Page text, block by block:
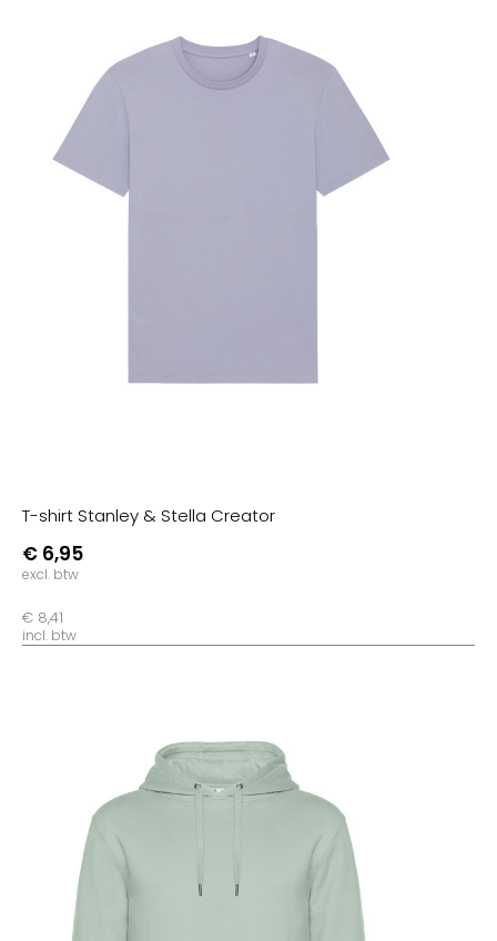
T-shirt Stanley & Stella Creator
€ 6,95
excl. btw
€ 8,41
incl. btw